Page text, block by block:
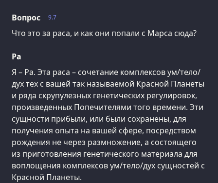
9.7
Вопрос
Что это за раса, и как они попали с Марса сюда?
Ра
Я – Ра. Эта раса – сочетание комплексов ум/тело/
дух тех с вашей так называемой Красной Планеты
и ряда скрупулезных генетических регулировок,
произведенных Попечителями того времени. Эти
сущности прибыли, или были сохранены, для
получения опыта на вашей сфере, посредством
рождения не через размножение, а состоящего
из приготовления генетического материала для
воплощения комплексов ум/тело/дух сущностей с
Красной Планеты.